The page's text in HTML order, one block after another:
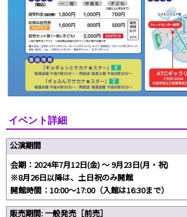
イベント詳細
公演期間
会期：2024年7月12日(金) 〜 9月23日(月・祝)
※8月26日以降は、土日祝のみ開館
開館時間：10:00〜17:00（入館は16:30まで）
販売期間: 一般発売［前売］